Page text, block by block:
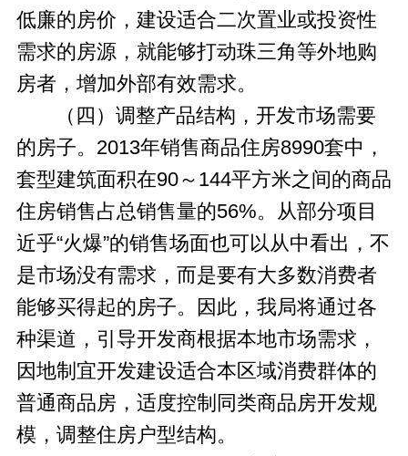
低廉的房价，建设适合二次置业或投资性
需求的房源，就能够打动珠三角等外地购
房者，增加外部有效需求。
（四）调整产品结构，开发市场需要
的房子。2013年销售商品住房8990套中，
套型建筑面积在90～144平方米之间的商品
住房销售占总销售量的56%。从部分项目
近乎“火爆”的销售场面也可以从中看出，不
是市场没有需求，而是要有大多数消费者
能够买得起的房子。因此，我局将通过各
种渠道，引导开发商根据本地市场需求，
因地制宜开发建设适合本区域消费群体的
普通商品房，适度控制同类商品房开发规
模，调整住房户型结构。